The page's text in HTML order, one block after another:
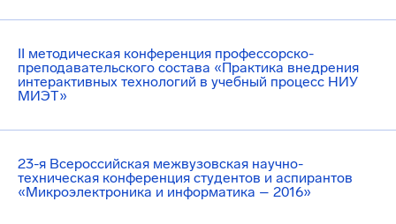
II методическая конференция профессорско-
преподавательского состава «Практика внедрения
интерактивных технологий в учебный процесс НИУ
МИЭТ»
23-я Всероссийская межвузовская научно-
техническая конференция студентов и аспирантов
«Микроэлектроника и информатика – 2016»